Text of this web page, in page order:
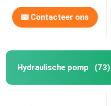
Contacteer ons
Hydraulische pomp (73)